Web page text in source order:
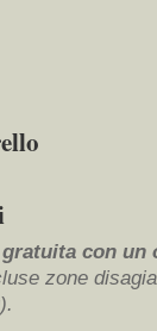
con un
zone
).